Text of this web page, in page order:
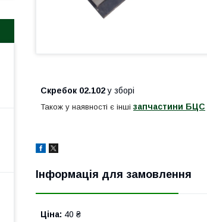
Скребок 02.102у зборі
Також у наявності є інші запчастини БЦС
Інформація для замовлення
Ціна: 40 ₴